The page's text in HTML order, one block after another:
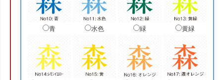
青 水色 緑 黄緑